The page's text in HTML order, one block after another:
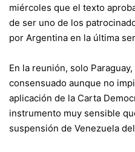
miércoles que el texto
de ser uno de los
por Argentina en la última
En la reunión, solo
consensuado aunque no
aplicación de la Carta
instrumento muy sensible
suspensión de Venezuela